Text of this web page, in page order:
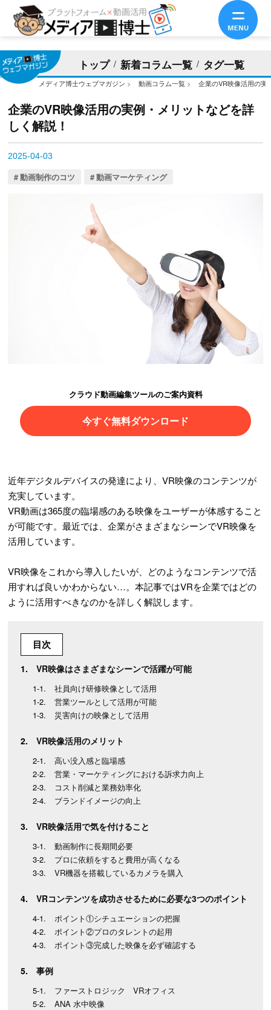
トップ 新着コラム一覧 タグ一覧
メディア博士ウェブマガジン > 動画コラム一覧 > 企業のVR映像活用の実
企業のVR映像活用の実例・メリットなどを詳
しく解説！
2025-04-03
動画制作のコツ 動画マーケティング
クラウド動画編集ツールのご案内資料
今すぐ無料ダウンロード
近年デジタルデバイスの発達により、VR映像のコンテンツが
充実しています。
VR動画は365度の臨場感のある映像をユーザーが体感すること
が可能です。最近では、企業がさまざまなシーンでVR映像を
活用しています。
VR映像をこれから導入したいが、どのようなコンテンツで活
用すれば良いかわからない…。本記事ではVRを企業ではどの
ように活用すべきなのかを詳しく解説します。
目次
VR映像はさまざまなシーンで活躍が可能
社員向け研修映像として活用
営業ツールとして活用が可能
災害向けの映像として活用
VR映像活用のメリット
高い没入感と臨場感
営業・マーケティングにおける訴求力向上
コスト削減と業務効率化
ブランドイメージの向上
VR映像活用で気を付けること
動画制作に長期間必要
プロに依頼をすると費用が高くなる
VR機器を搭載しているカメラを購入
VRコンテンツを成功させるために必要な3つのポイント
ポイント①シチュエーションの把握
ポイント②プロのタレントの起用
ポイント③完成した映像を必ず確認する
事例
ファーストロジック VRオフィス
ANA 水中映像